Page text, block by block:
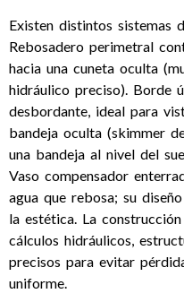
Existen distintos sistemas
Rebosadero perimetral
hacia una cuneta oculta
hidráulico preciso). Borde
desbordante, ideal para
bandeja oculta (skimmer
una bandeja al nivel del
Vaso compensador
agua que rebosa; su
la estética. La
cálculos hidráulicos,
precisos para evitar
uniforme.